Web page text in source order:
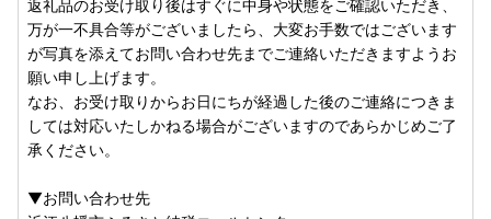
返礼品のお受け取り後はすぐに中身や状態をご確認いただき、
万が一不具合等がございましたら、大変お手数ではございます
が写真を添えてお問い合わせ先までご連絡いただきますようお
願い申し上げます。
なお、お受け取りからお日にちが経過した後のご連絡につきま
しては対応いたしかねる場合がございますのであらかじめご了
承ください。
▼お問い合わせ先